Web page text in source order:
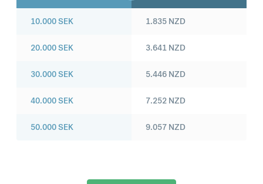
10.000SEK
20.000SEK
30.000SEK
40.000SEK
50.000SEK
1.835 NZD
3.641 NZD
5.446 NZD
7.252 NZD
9.057 NZD